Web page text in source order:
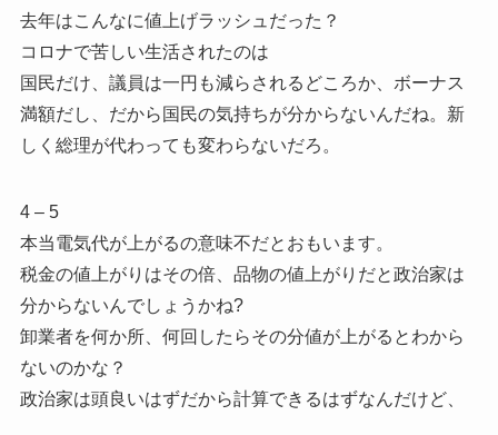
去年はこんなに値上げラッシュだった？
コロナで苦しい生活されたのは
国民だけ、議員は一円も減らされるどころか、ボーナス
満額だし、だから国民の気持ちが分からないんだね。新
しく総理が代わっても変わらないだろ。
4 – 5
本当電気代が上がるの意味不だとおもいます。
税金の値上がりはその倍、品物の値上がりだと政治家は
分からないんでしょうかね?
卸業者を何か所、何回したらその分値が上がるとわから
ないのかな？
政治家は頭良いはずだから計算できるはずなんだけど、